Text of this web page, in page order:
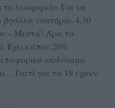
το λεωφορείο. Για να
εισιτήριο. 4,30
– Μεστά! Άρα το
Έχει κάπου 20%
ισοδύναμο
Γιατί για τα 19 έχουν